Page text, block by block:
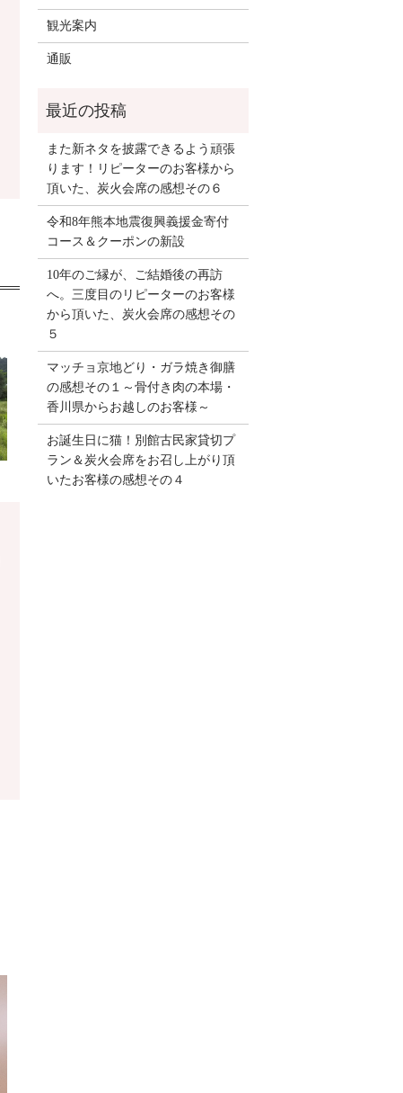
観光案内
通販
また新ネタを披露できるよう頑張
ります！リピーターのお客様から
頂いた、炭火会席の感想その６
令和8年熊本地震復興義援金寄付
コース＆クーポンの新設
10年のご縁が、ご結婚後の再訪
へ。三度目のリピーターのお客様
から頂いた、炭火会席の感想その
５
マッチョ京地どり・ガラ焼き御膳
の感想その１～骨付き肉の本場・
香川県からお越しのお客様～
お誕生日に猫！別館古民家貸切プ
ラン＆炭火会席をお召し上がり頂
いたお客様の感想その４